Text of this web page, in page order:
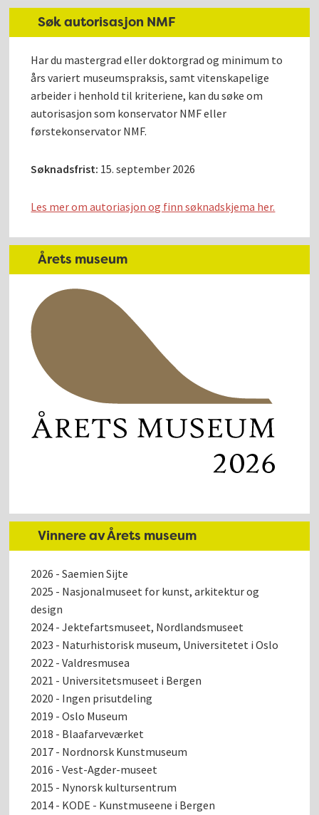
Søk autorisasjon NMF
Har du mastergrad eller doktorgrad og minimum to
års variert museumspraksis, samt vitenskapelige
arbeider i henhold til kriteriene, kan du søke om
autorisasjon som konservator NMF eller
førstekonservator NMF.
Søknadsfrist: 15. september 2026
Les mer om autoriasjon og finn søknadskjema her.
Årets museum
Vinnere av Årets museum
2026 - Saemien Sijte
2025 - Nasjonalmuseet for kunst, arkitektur og
design
2024 - Jektefartsmuseet, Nordlandsmuseet
2023 - Naturhistorisk museum, Universitetet i Oslo
2022 - Valdresmusea
2021 - Universitetsmuseet i Bergen
2020 - Ingen prisutdeling
2019 - Oslo Museum
2018 - Blaafarveværket
2017 - Nordnorsk Kunstmuseum
2016 - Vest-Agder-museet
2015 - Nynorsk kultursentrum
2014 - KODE - Kunstmuseene i Bergen